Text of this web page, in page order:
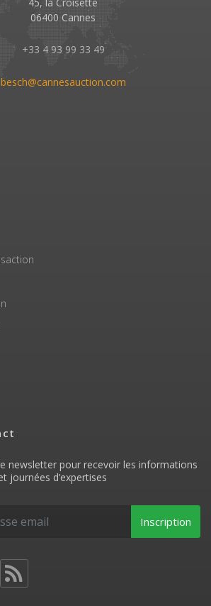
06400 Cannes
+33 4 93 99 33 49
besch@cannesauction.com
newsletter pour recevoir les informations
journées d’expertises
Inscription